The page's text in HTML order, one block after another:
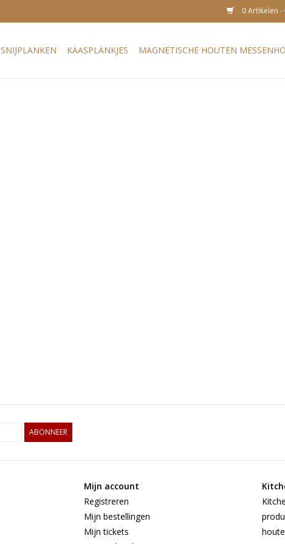
0 Artikelen -
SNIJPLANKEN KAASPLANKJES MAGNETISCHE HOUTEN
ABONNEER
Mijn account
Registreren
Mijn bestellingen
Mijn tickets